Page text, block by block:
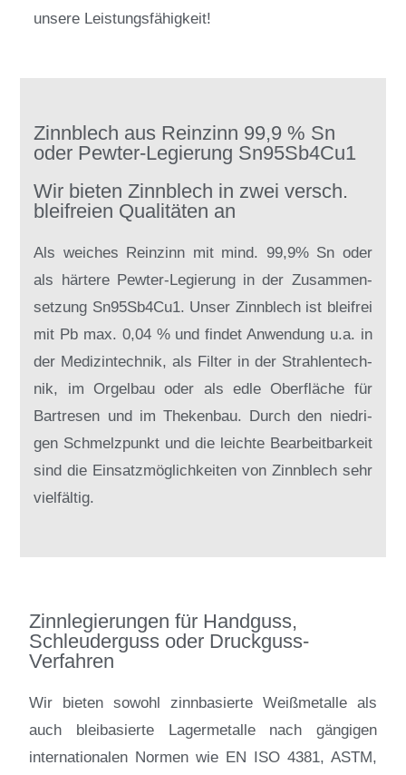
un­se­re Leis­tungs­fä­hig­keit!
Zinnblech aus Reinzinn 99,9 % Sn
oder Pewter-Legierung Sn95Sb4Cu1
Wir bieten Zinnblech in zwei versch.
bleifreien Qualitäten an
Als wei­ches Rein­zinn mit mind. 99,9% Sn oder
als här­te­re Pew­ter-Le­gie­rung in der Zu­sam­men­
set­zung Sn95S­b4­Cu1. Un­ser Zinn­blech ist blei­frei
mit Pb max. 0,04 % und fin­det An­wen­dung u.a. in
der Me­di­zin­tech­nik, als Fil­ter in der Strah­len­tech­
nik, im Or­gel­bau oder als ed­le Ober­flä­che für
Bar­t­re­sen und im The­ken­bau. Durch den nied­ri­
gen Schmelz­punkt und die leich­te Be­ar­beit­bar­keit
sind die Ein­satz­mög­lich­kei­ten von Zinn­blech sehr
viel­fäl­tig.
Zinnlegierungen für Handguss,
Schleuderguss oder Druckguss-
Verfahren
Wir bieten sowohl zinnbasierte Weißmetalle als
auch bleibasierte Lagermetalle nach gängigen
internationalen Normen wie EN ISO 4381, ASTM,